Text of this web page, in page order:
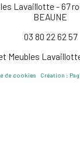
Lavaillotte - 67
BEAUNE
03 80 22 62 57
Meubles
de cookies Création :